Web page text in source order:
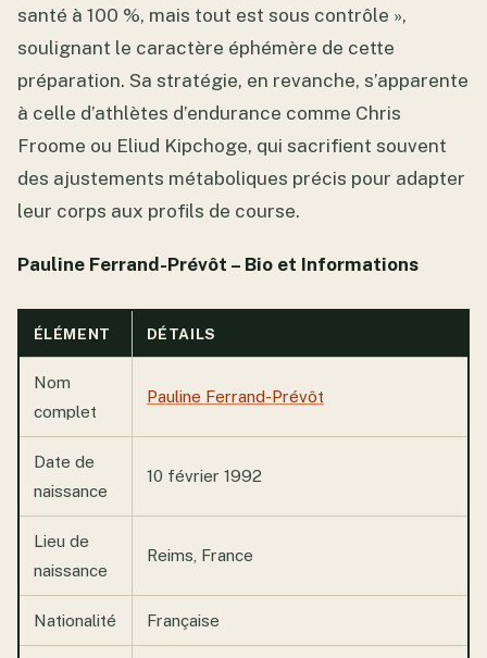
santé à 100 %, mais tout est sous contrôle »,
soulignant le caractère éphémère de cette
préparation. Sa stratégie, en revanche, s’apparente
à celle d’athlètes d’endurance comme Chris
Froome ou Eliud Kipchoge, qui sacrifient souvent
des ajustements métaboliques précis pour adapter
leur corps aux profils de course.
Pauline Ferrand-Prévôt – Bio et Informations
ÉLÉMENT DÉTAILS
Nom
complet
Pauline Ferrand-Prévôt
Date de
naissance
10 février 1992
Lieu de
naissance
Reims, France
Nationalité Française